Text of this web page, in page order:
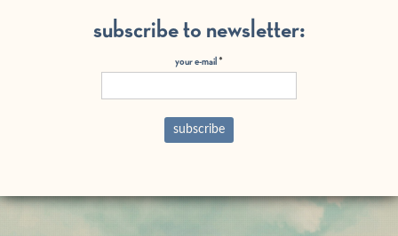
subscribe to newsletter:
your e-mail *